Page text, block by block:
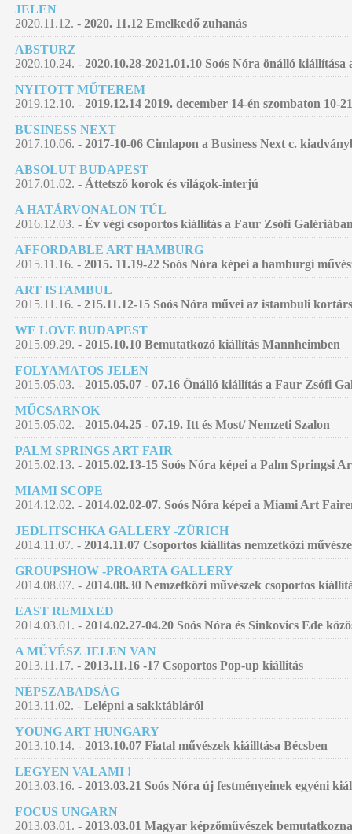
JELEN
2020.11.12. - 2020. 11.12 Emelkedő zuhanás
ABSTURZ
2020.10.24. - 2020.10.28-2021.01.10 Soós Nóra önálló
NYITOTT MŰTEREM
2019.12.10. - 2019.12.14 2019. december 14-én szombaton 10-
BUSINESS NEXT
2017.10.06. - 2017-10-06 Cimlapon a Business Next c.
ABSOLUT BUDAPEST
2017.01.02. - Áttetsző korok és világok-interjú
A HATÁRVONALON TÚL
2016.12.03. - Év végi csoportos kiállítás a Faur Zsófi
AFFORDABLE ART HAMBURG
2015.11.16. - 2015. 11.19-22 Soós Nóra képei a hamburgi
ART ISTAMBUL
2015.11.16. - 215.11.12-15 Soós Nóra művei az istambuli
WE LOVE BUDAPEST
2015.09.29. - 2015.10.10 Bemutatkozó kiállítás Mannheimben
FOLYAMATOS JELEN
2015.05.03. - 2015.05.07 - 07.16 Önálló kiállítás a Faur Zsófi
MŰCSARNOK
2015.05.02. - 2015.04.25 - 07.19. Itt és Most/ Nemzeti Szalon
PALM SPRINGS ART FAIR
2015.02.13. - 2015.02.13-15 Soós Nóra képei a Palm Springsi
MIAMI SCOPE
2014.12.02. - 2014.02.02-07. Soós Nóra képei a Miami Art
JEDLITSCHKA GALLERY -ZÜRICH
2014.11.07. - 2014.11.07 Csoportos kiállítás nemzetközi
GROUPSHOW -PROARTA GALLERY
2014.08.07. - 2014.08.30 Nemzetközi művészek csoportos
EAST REMIXED
2014.03.01. - 2014.02.27-04.20 Soós Nóra és Sinkovics Ede
A MŰVÉSZ JELEN VAN
2013.11.17. - 2013.11.16 -17 Csoportos Pop-up kiállitás
NÉPSZABADSÁG
2013.11.02. - Lelépni a sakktábláról
YOUNG ART HUNGARY
2013.10.14. - 2013.10.07 Fiatal művészek kiáilltása Bécsben
LEGYEN VALAMI !
2013.03.16. - 2013.03.21 Soós Nóra új festményeinek egyéni
FOCUS UNGARN
2013.03.01. - 2013.03.01 Magyar képzőművészek